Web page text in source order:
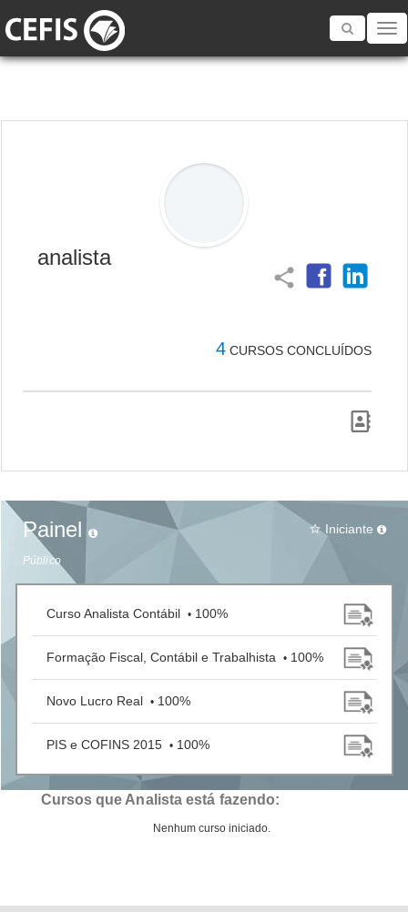
Toggle
analista
share
4 CURSOS CONCLUÍDOS
Painel
Público
star_border Iniciante
Curso Analista Contábil • 100%
Formação Fiscal, Contábil e Trabalhista • 100%
Novo Lucro Real • 100%
PIS e COFINS 2015 • 100%
Cursos que Analista está fazendo:
Nenhum curso iniciado.